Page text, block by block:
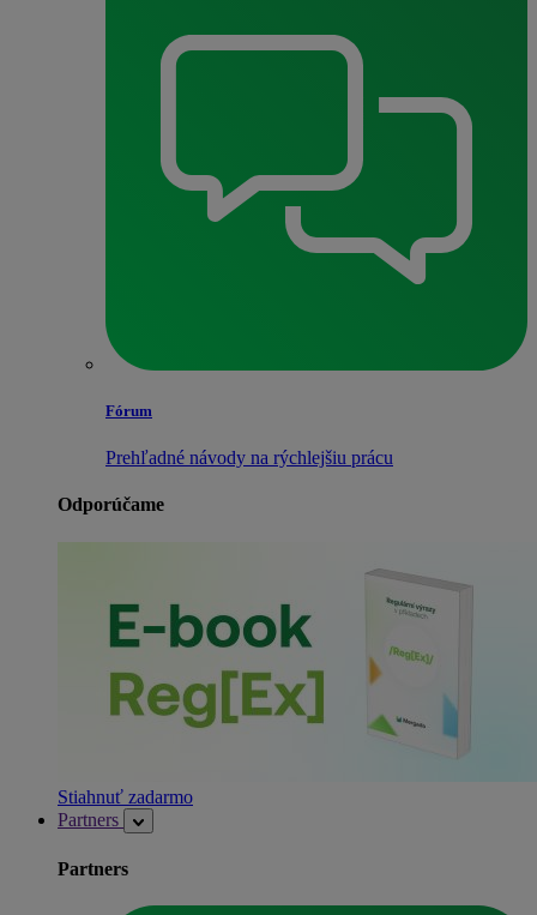
Fórum
Prehľadné návody na rýchlejšiu prácu
Odporúčame
Stiahnuť zadarmo
Partners
Partners